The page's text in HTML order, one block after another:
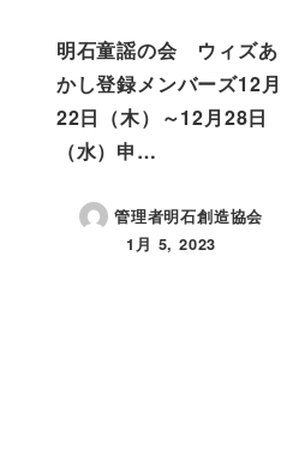
明石童謡の会 ウィズあ
かし登録メンバーズ12月
22日（木）～12月28日
（水）申…
管理者明石創造協会
投稿日
1月 5, 2023